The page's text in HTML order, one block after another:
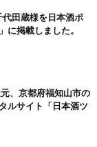
田蔵様を日本酒ポ
に掲載しました。
、京都府福知山市の
ルサイト「日本酒ツ